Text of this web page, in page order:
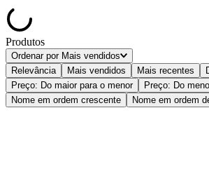
Produtos
Ordenar por Mais vendidos
Relevância
Mais vendidos Mais recentes
Preço: Do maior para o menor
Preço: Do
Nome em ordem crescente
Nome em ordem